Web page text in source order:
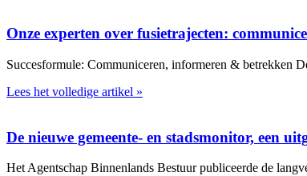
Onze experten over fusietrajecten:
Succesformule: Communiceren, informeren & betrekken
Lees het volledige artikel »
De nieuwe gemeente- en stadsmonitor, een
Het Agentschap Binnenlands Bestuur publiceerde de